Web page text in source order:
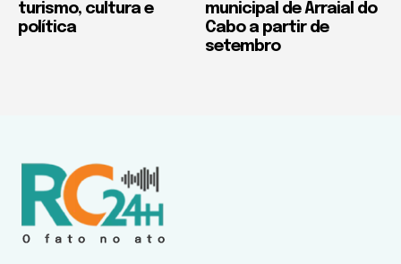
turismo, cultura e
política
municipal de Arraial do
Cabo a partir de
setembro